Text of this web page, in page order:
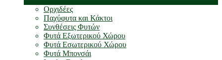
Ορχιδέες
Παχύφυτα και Κάκτοι
Συνθέσεις Φυτών
Φυτά Εξωτερικού Χώρου
Φυτά Εσωτερικού Χώρου
Φυτά Μπονσάι